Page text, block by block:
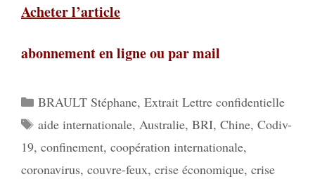
Acheter l’article
abonnement en ligne ou par mail
Catégories
BRAULT Stéphane, Extrait Lettre confidentielle
Étiquettes
aide internationale, Australie, BRI, Chine, Codiv-
19, confinement, coopération internationale,
coronavirus, couvre-feux, crise économique, crise